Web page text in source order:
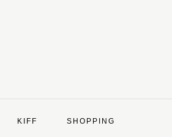
KIFF SHOPPING